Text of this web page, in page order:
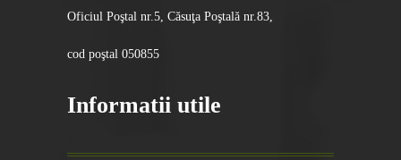
Oficiul Poştal nr.5, Căsuţa Poştală nr.83,
cod poştal 050855
Informatii utile